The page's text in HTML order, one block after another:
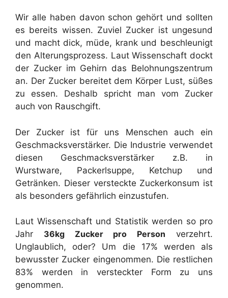
Wir alle haben davon schon gehört und sollten
es bereits wissen. Zuviel Zucker ist ungesund
und macht dick, müde, krank und beschleunigt
den Alterungsprozess. Laut Wissenschaft dockt
der Zucker im Gehirn das Belohnungszentrum
an. Der Zucker bereitet dem Körper Lust, süßes
zu essen. Deshalb spricht man vom Zucker
auch von Rauschgift.
Der Zucker ist für uns Menschen auch ein
Geschmacksverstärker. Die Industrie verwendet
diesen Geschmacksverstärker z.B. in
Wurstware, Packerlsuppe, Ketchup und
Getränken. Dieser versteckte Zuckerkonsum ist
als besonders gefährlich einzustufen.
Laut Wissenschaft und Statistik werden so pro
Jahr 36kg Zucker pro Person verzehrt.
Unglaublich, oder? Um die 17% werden als
bewusster Zucker eingenommen. Die restlichen
83% werden in versteckter Form zu uns
genommen.